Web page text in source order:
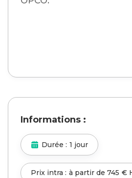
Informations :
Durée : 1 jour
Prix intra : à partir de 745 €